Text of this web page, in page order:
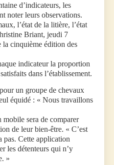
d’indicateurs, les
noter leurs observations.
l’état de la litière, l’état
Briant, jeudi 7
la cinquième édition des
indicateur la proportion
dans l’établissement.
un groupe de chevaux
équidé : « Nous travaillons
mobile sera de comparer
de leur bien-être. « C’est
pas. Cette application
les détenteurs qui n’y
»